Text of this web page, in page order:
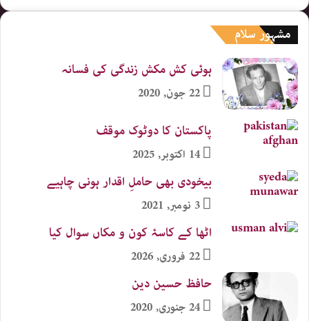
مشہور سلام
ہوئی کش مکش زندگی کی فسانہ
22 جون, 2020
پاکستان کا دوٹوک موقف
14 اکتوبر, 2025
بیخودی بھی حاملِ اقدار ہونی چاہیے
3 نومبر, 2021
اٹھا کے کاسۂ کون و مکاں سوال کیا
22 فروری, 2026
حافظ حسین دین
24 جنوری, 2020